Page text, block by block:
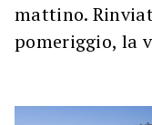
mattino.
pomeriggio, la